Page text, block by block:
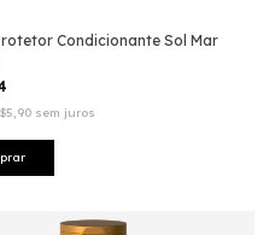
Condicionante Sol Mar
sem juros